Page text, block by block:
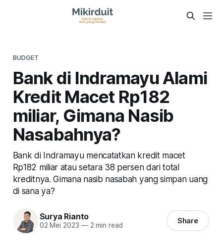
BUDGET
Bank di Indramayu Alami
Kredit Macet Rp182
miliar, Gimana Nasib
Nasabahnya?
Bank di Indramayu mencatatkan kredit macet
Rp182 miliar atau setara 38 persen dari total
kreditnya. Gimana nasib nasabah yang simpan uang
di sana ya?
Surya Rianto
02 Mei 2023 —2 min read Share